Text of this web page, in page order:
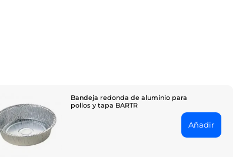
Bandeja redonda de aluminio para
pollos y tapa BARTR
Añadir